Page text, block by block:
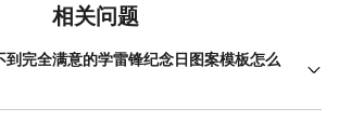
相关问题
到完全满意的学雷锋纪念日图案模板怎么
的模板可遇不可求。最好的办法是找到一个风